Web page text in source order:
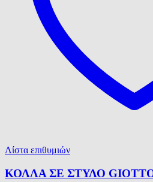
Λίστα επιθυμιών
ΚΟΛΛΑ ΣΕ ΣΤΥΛΟ